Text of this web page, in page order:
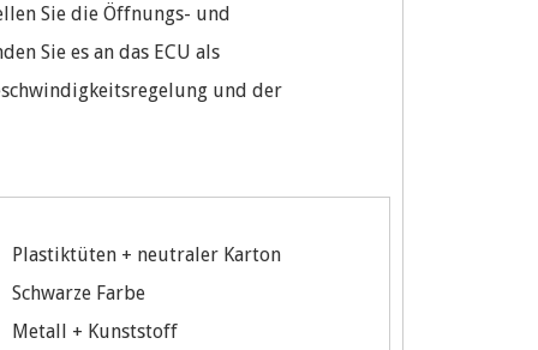
Sie die Öffnungs- und
Sie es an das ECU als
und der
Plastiktüten + neutraler Karton
Schwarze Farbe
Metall + Kunststoff